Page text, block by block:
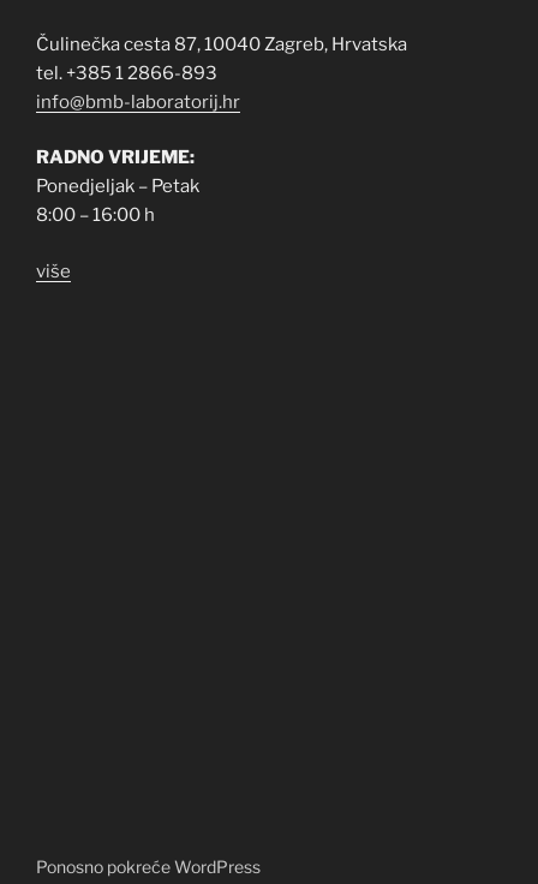
Čulinečka cesta 87, 10040 Zagreb, Hrvatska
tel. +385 1 2866-893
info@bmb-laboratorij.hr
RADNO VRIJEME:
Ponedjeljak – Petak
8:00 – 16:00 h
više
Ponosno pokreće WordPress